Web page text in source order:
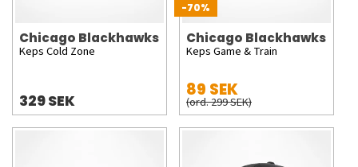
Chicago Blackhawks
Keps Cold Zone
329 SEK
-70%
Chicago Blackhawks
Keps Game & Train
89 SEK
(ord. 299 SEK)